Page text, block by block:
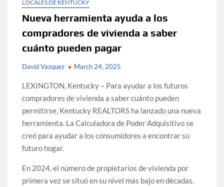
LOCALES DE KENTUCKY
Nueva herramienta ayuda a los
compradores de vivienda a saber
cuánto pueden pagar
David Vazquez March 24, 2025
LEXINGTON, Kentucky – Para ayudar a los futuros
compradores de vivienda a saber cuánto pueden
permitirse, Kentucky REALTORS ha lanzado una nueva
herramienta. La Calculadora de Poder Adquisitivo se
creó para ayudar a los consumidores a encontrar su
futuro hogar.
En 2024, el número de propietarios de vivienda por
primera vez se situó en su nivel más bajo en décadas.